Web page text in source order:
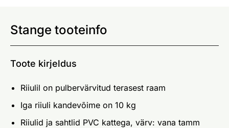
Stange tooteinfo
Toote kirjeldus
Riiulil on pulbervärvitud terasest raam
Iga riiuli kandevõime on 10 kg
Riiulid ja sahtlid PVC kattega, värv: vana tamm